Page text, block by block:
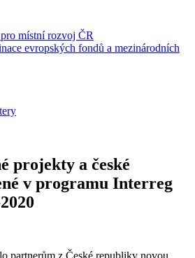
místní rozvoj ČR
evropských fondů a mezinárodních
projekty a české
v programu Interreg
partnerům z České republiky novou